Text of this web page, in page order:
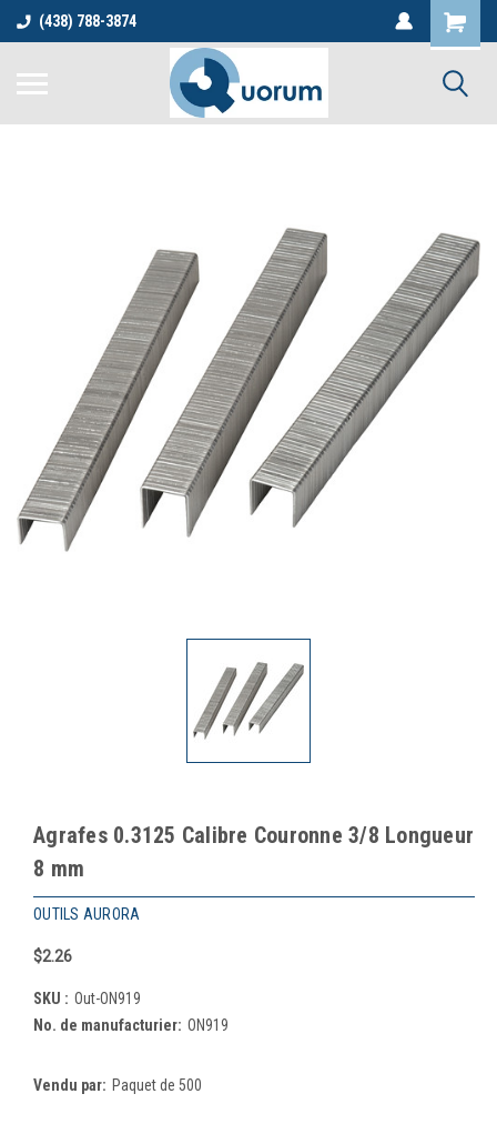
(438) 788-3874
Agrafes 0.3125 Calibre Couronne 3/8 Longueur
8 mm
OUTILS AURORA
$2.26
SKU : Out-ON919
No. de manufacturier: ON919
Vendu par: Paquet de 500